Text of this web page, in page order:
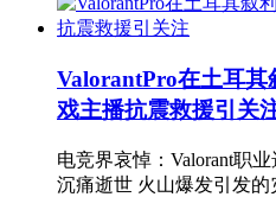
ValorantPro在土耳
戏主播抗震救援引关
电竞界哀悼：Valorant职业
沉痛逝世 火山爆发引发